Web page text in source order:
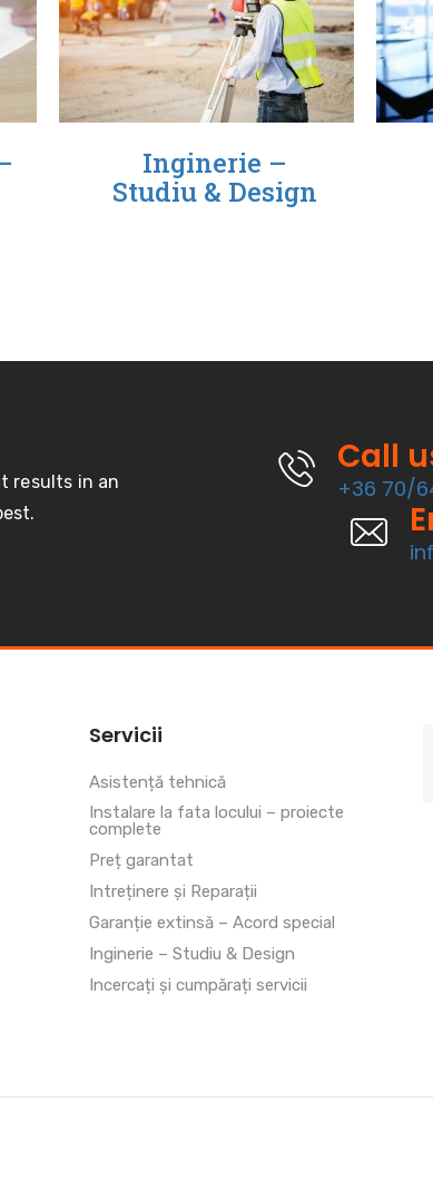
Inginerie –
Studiu & Design
results in an
Call
+36 70/
Servicii
Asistență tehnică
Instalare la fata locului – proiecte
complete
Preț garantat
Intreținere și Reparații
Garanție extinsă – Acord special
Inginerie – Studiu & Design
Incercați și cumpărați servicii